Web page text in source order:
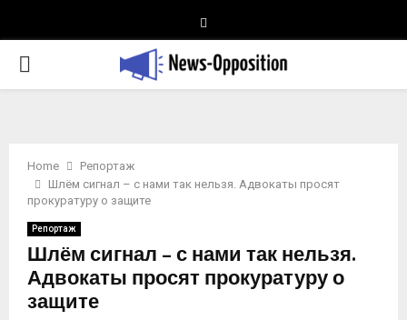
PRIMARY
Home
Репортаж
Шлём сигнал – с нами так нельзя. Адвокаты просят
прокуратуру о защите
Репортаж
Шлём сигнал – с нами так нельзя.
Адвокаты просят прокуратуру о
защите